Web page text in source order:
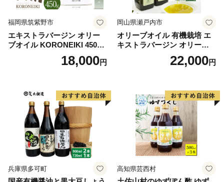
福岡県筑紫野市
エキストラバージン オリー
ブオイル KORONEIKI 450g
[筑前たなか油屋 福岡県 筑紫
野市 21760403] 油 食用油 オ
18,000円
岡山県瀬戸内市
オリーブオイル 有機栽培 エ
キストラバージン オリーブ
オイル シングル 2本 セット
オーガニック 調味料 油 オリ
22,000円
兵庫県多可町 高知県芸西村